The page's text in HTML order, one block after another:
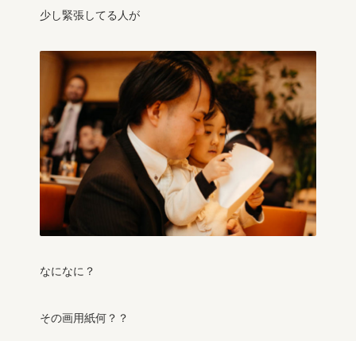
少し緊張してる人が
なになに？
その画用紙何？？